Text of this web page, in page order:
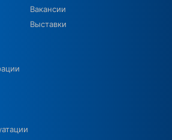
Вакансии
Выставки